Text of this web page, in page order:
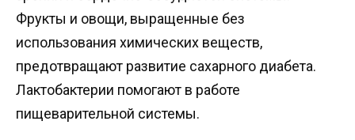
Фрукты и овощи, выращенные без
использования химических веществ,
предотвращают развитие сахарного диабета.
Лактобактерии помогают в работе
пищеварительной системы.